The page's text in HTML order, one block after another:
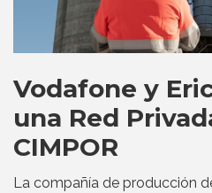
Vodafone y
una Red
CIMPOR
La compañía de producción